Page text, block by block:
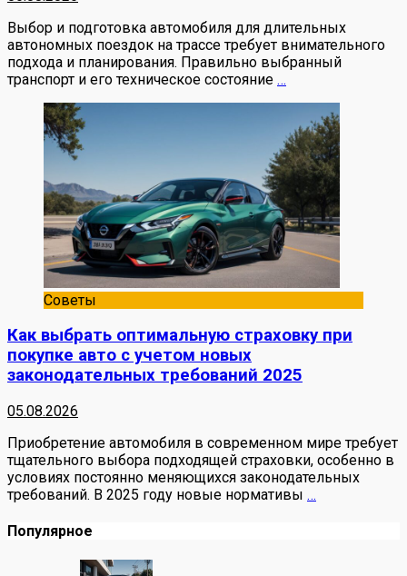
Выбор и подготовка автомобиля для длительных
автономных поездок на трассе требует внимательного
подхода и планирования. Правильно выбранный
транспорт и его техническое состояние …
Советы
Как выбрать оптимальную страховку при
покупке авто с учетом новых
законодательных требований 2025
05.08.2026
Приобретение автомобиля в современном мире требует
тщательного выбора подходящей страховки, особенно в
условиях постоянно меняющихся законодательных
требований. В 2025 году новые нормативы …
Популярное